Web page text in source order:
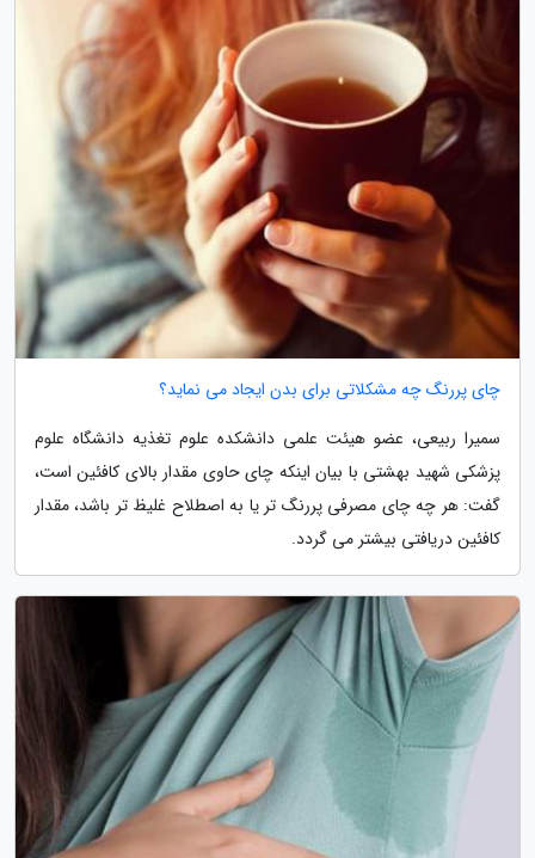
چای پررنگ چه مشکلاتی برای بدن ایجاد می نماید؟
سمیرا ربیعی، عضو هیئت علمی دانشکده علوم تغذیه دانشگاه علوم
پزشکی شهید بهشتی با بیان اینکه چای حاوی مقدار بالای کافئین است،
گفت: هر چه چای مصرفی پررنگ تر یا به اصطلاح غلیظ تر باشد، مقدار
کافئین دریافتی بیشتر می گردد.